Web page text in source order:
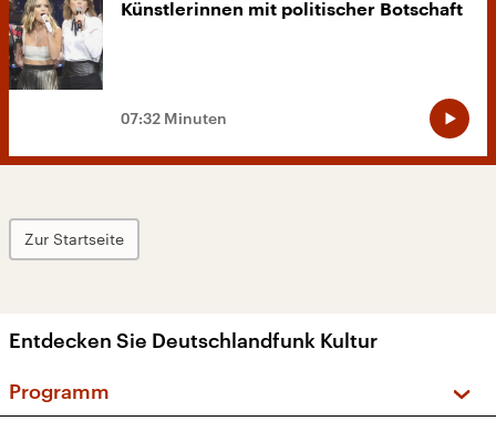
Künstlerinnen mit politischer Botschaft
07:32 Minuten
Zur Startseite
Entdecken Sie Deutschlandfunk Kultur
Programm